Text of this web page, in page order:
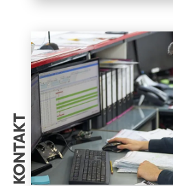
KONTAKT